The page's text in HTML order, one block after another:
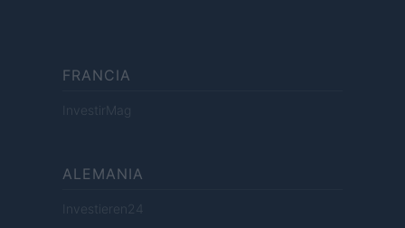
FRANCIA
InvestirMag
ALEMANIA
Investieren24